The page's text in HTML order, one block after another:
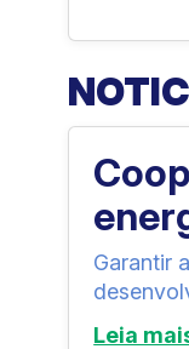
Garantir
Leia